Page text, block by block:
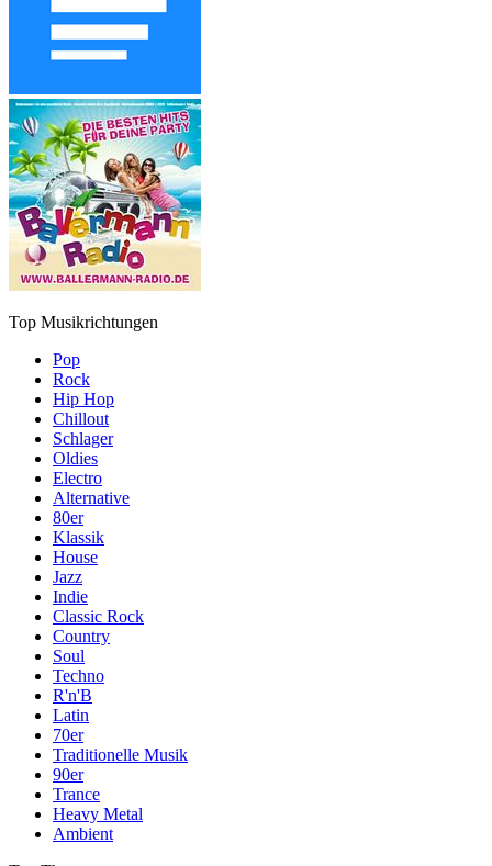
Top Musikrichtungen
Pop
Rock
Hip Hop
Chillout
Schlager
Oldies
Electro
Alternative
80er
Klassik
House
Jazz
Indie
Classic Rock
Country
Soul
Techno
R'n'B
Latin
70er
Traditionelle Musik
90er
Trance
Heavy Metal
Ambient